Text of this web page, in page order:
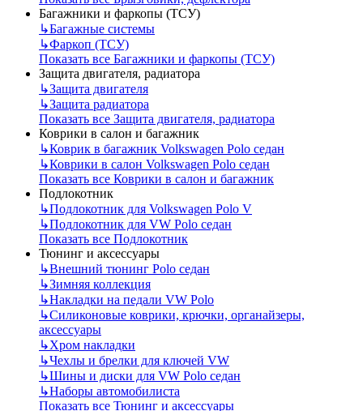
Багажники и фаркопы (ТСУ)
↳Багажные системы
↳Фаркоп (ТСУ)
Показать все Багажники и фаркопы (ТСУ)
Защита двигателя, радиатора
↳Защита двигателя
↳Защита радиатора
Показать все Защита двигателя, радиатора
Коврики в салон и багажник
↳Коврик в багажник Volkswagen Polo седан
↳Коврики в салон Volkswagen Polo седан
Показать все Коврики в салон и багажник
Подлокотник
↳Подлокотник для Volkswagen Polo V
↳Подлокотник для VW Polo седан
Показать все Подлокотник
Тюнинг и аксессуары
↳Внешний тюнинг Polo седан
↳Зимняя коллекция
↳Накладки на педали VW Polo
↳Силиконовые коврики, крючки, органайзеры,
аксессуары
↳Хром накладки
↳Чехлы и брелки для ключей VW
↳Шины и диски для VW Polo седан
↳Наборы автомобилиста
Показать все Тюнинг и аксессуары